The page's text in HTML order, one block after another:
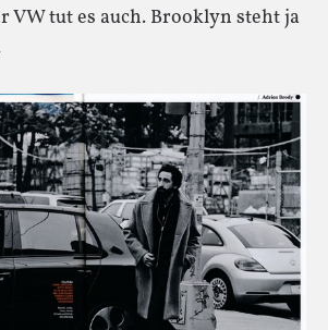
VW tut es auch. Brooklyn steht ja